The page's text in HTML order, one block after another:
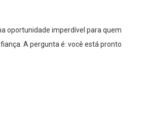
oportunidade imperdível para quem
A pergunta é: você está pronto